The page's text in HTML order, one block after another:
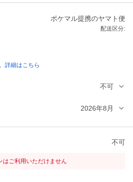
ポケマル提携のヤマト便
配送区分:
詳細はこちら
不可
2026年8月
不可
はご利用いただけません